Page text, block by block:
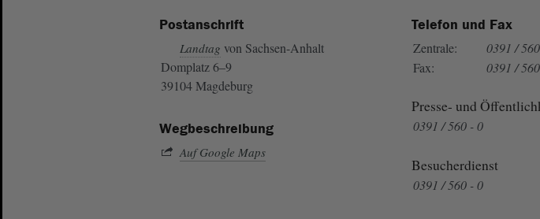
Postanschrift
Landtag von Sachsen-Anhalt
Domplatz 6–9
39104 Magdeburg
Wegbeschreibung
Auf Google Maps
Telefon und Fax
Zentrale:
0391 /
Fax:
0391 /
Presse- und
0391 / 560 - 0
Besucherdienst
0391 / 560 - 0